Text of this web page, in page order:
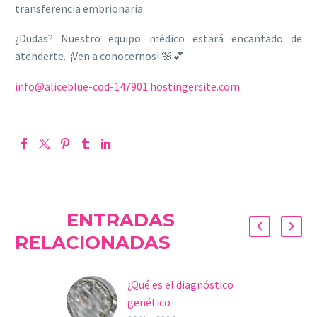
transferencia embrionaria.
¿Dudas? Nuestro equipo médico estará encantado de
atenderte. ¡Ven a conocernos! 🌸💕
info@aliceblue-cod-147901.hostingersite.com
ENTRADAS
RELACIONADAS
¿Qué es el diagnóstico
genético